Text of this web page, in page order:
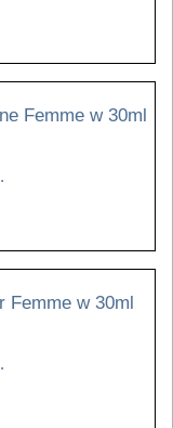
Femme w 30ml
Femme w 30ml